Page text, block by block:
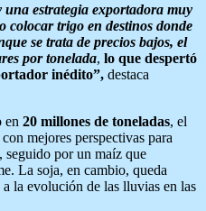
estrategia exportadora muy
colocar trigo en destinos donde
se trata de precios bajos, el
por tonelada, lo que despertó
inédito”, destaca
en 20 millones de toneladas, el
mejores perspectivas para
seguido por un maíz que
La soja, en cambio, queda
la evolución de las lluvias en las